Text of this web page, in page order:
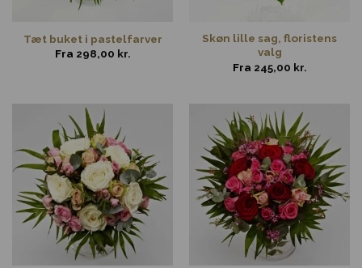
Tæt buket i pastelfarver
Fra 298,00 kr.
Skøn lille sag, floristens
valg
Fra 245,00 kr.